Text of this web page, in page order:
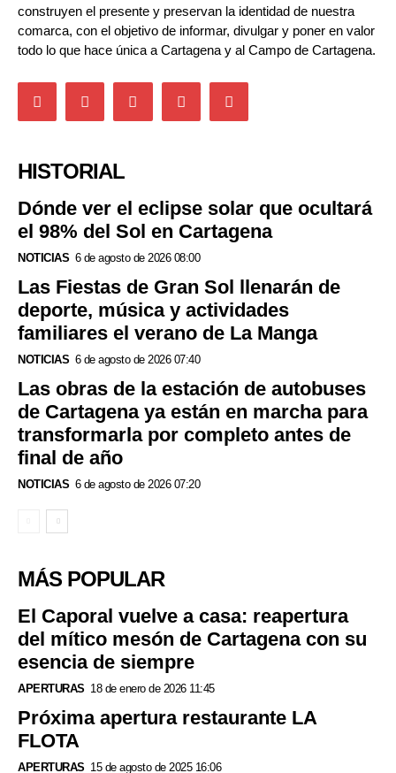
construyen el presente y preservan la identidad de nuestra
comarca, con el objetivo de informar, divulgar y poner en valor
todo lo que hace única a Cartagena y al Campo de Cartagena.
HISTORIAL
Dónde ver el eclipse solar que ocultará
el 98% del Sol en Cartagena
NOTICIAS 6 de agosto de 2026 08:00
Las Fiestas de Gran Sol llenarán de
deporte, música y actividades
familiares el verano de La Manga
NOTICIAS 6 de agosto de 2026 07:40
Las obras de la estación de autobuses
de Cartagena ya están en marcha para
transformarla por completo antes de
final de año
NOTICIAS 6 de agosto de 2026 07:20
MÁS POPULAR
El Caporal vuelve a casa: reapertura
del mítico mesón de Cartagena con su
esencia de siempre
APERTURAS 18 de enero de 2026 11:45
Próxima apertura restaurante LA
FLOTA
APERTURAS 15 de agosto de 2025 16:06